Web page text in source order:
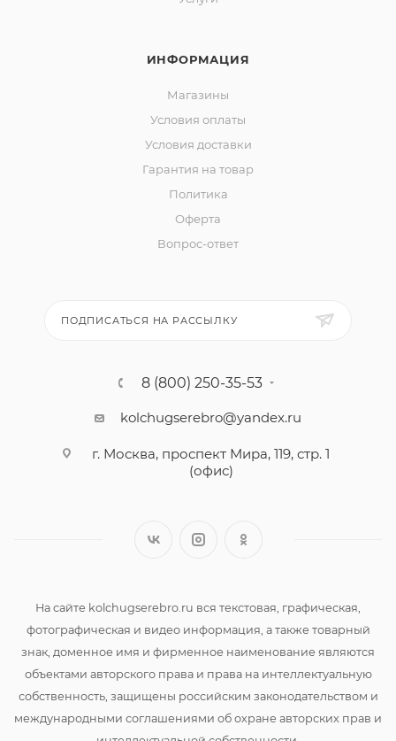
ИНФОРМАЦИЯ
Магазины
Условия оплаты
Условия доставки
Гарантия на товар
Политика
Оферта
Вопрос-ответ
ПОДПИСАТЬСЯ НА РАССЫЛКУ
8 (800) 250-35-53
kolchugserebro@yandex.ru
г. Москва, проспект Мира, 119, стр. 1
(офис)
На сайте kolchugserebro.ru вся текстовая, графическая,
фотографическая и видео информация, а также товарный
знак, доменное имя и фирменное наименование являются
объектами авторского права и права на интеллектуальную
собственность, защищены российским законодательством и
международными соглашениями об охране авторских прав и